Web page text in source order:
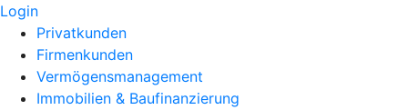
Login
Privatkunden
Firmenkunden
Vermögensmanagement
Immobilien & Baufinanzierung